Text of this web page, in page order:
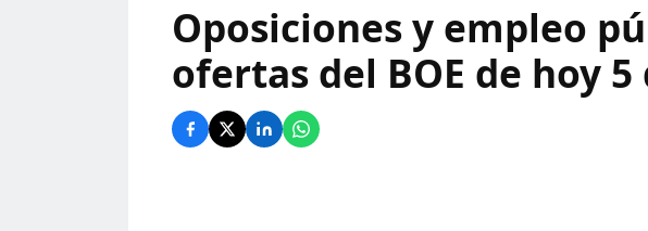
Oposiciones y empleo
ofertas del BOE de hoy